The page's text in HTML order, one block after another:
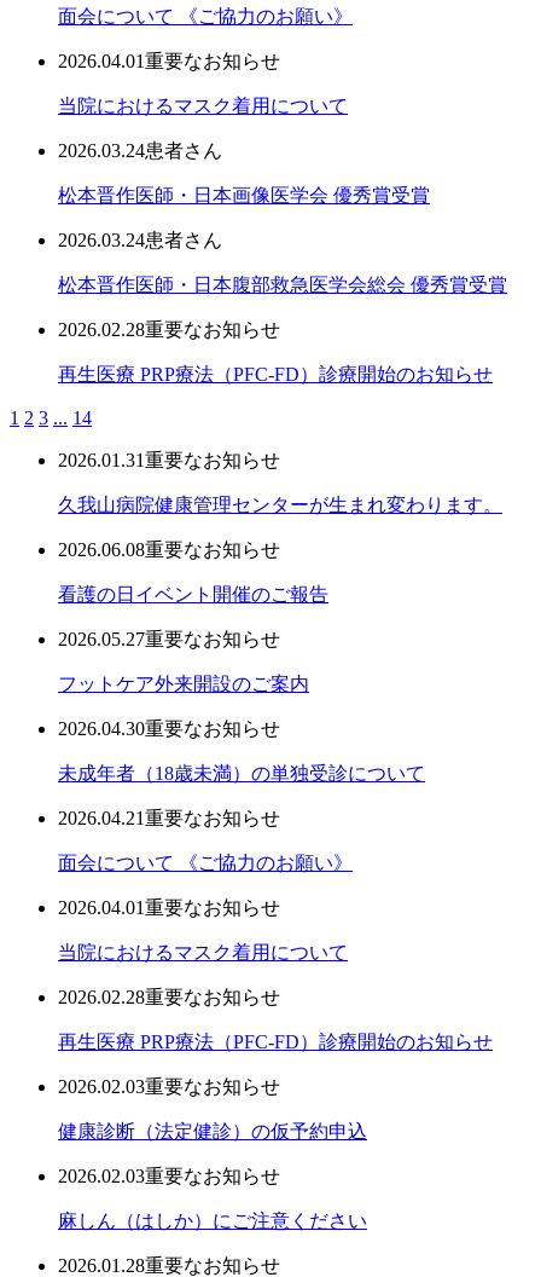
面会について 《ご協力のお願い》
2026.04.01重要なお知らせ
当院におけるマスク着用について
2026.03.24患者さん
松本晋作医師・日本画像医学会 優秀賞受賞
2026.03.24患者さん
松本晋作医師・日本腹部救急医学会総会 優秀賞受賞
2026.02.28重要なお知らせ
再生医療 PRP療法（PFC-FD）診療開始のお知らせ
1 2 3 ... 14
2026.01.31重要なお知らせ
久我山病院健康管理センターが生まれ変わります。
2026.06.08重要なお知らせ
看護の日イベント開催のご報告
2026.05.27重要なお知らせ
フットケア外来開設のご案内
2026.04.30重要なお知らせ
未成年者（18歳未満）の単独受診について
2026.04.21重要なお知らせ
面会について 《ご協力のお願い》
2026.04.01重要なお知らせ
当院におけるマスク着用について
2026.02.28重要なお知らせ
再生医療 PRP療法（PFC-FD）診療開始のお知らせ
2026.02.03重要なお知らせ
健康診断（法定健診）の仮予約申込
2026.02.03重要なお知らせ
麻しん（はしか）にご注意ください
2026.01.28重要なお知らせ